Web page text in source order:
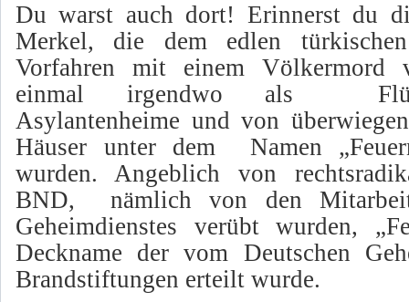
Du warst auch dort! Erinnerst du
Merkel, die dem edlen
Vorfahren mit einem Völkermord
einmal irgendwo als
Asylantenheime und von
Häuser unter dem Namen
wurden. Angeblich von
BND, nämlich von den
Geheimdienstes verübt wurden,
Deckname der vom Deutschen
Brandstiftungen erteilt wurde.